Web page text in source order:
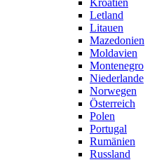
Kroatien
Letland
Litauen
Mazedonien
Moldavien
Montenegro
Niederlande
Norwegen
Österreich
Polen
Portugal
Rumänien
Russland